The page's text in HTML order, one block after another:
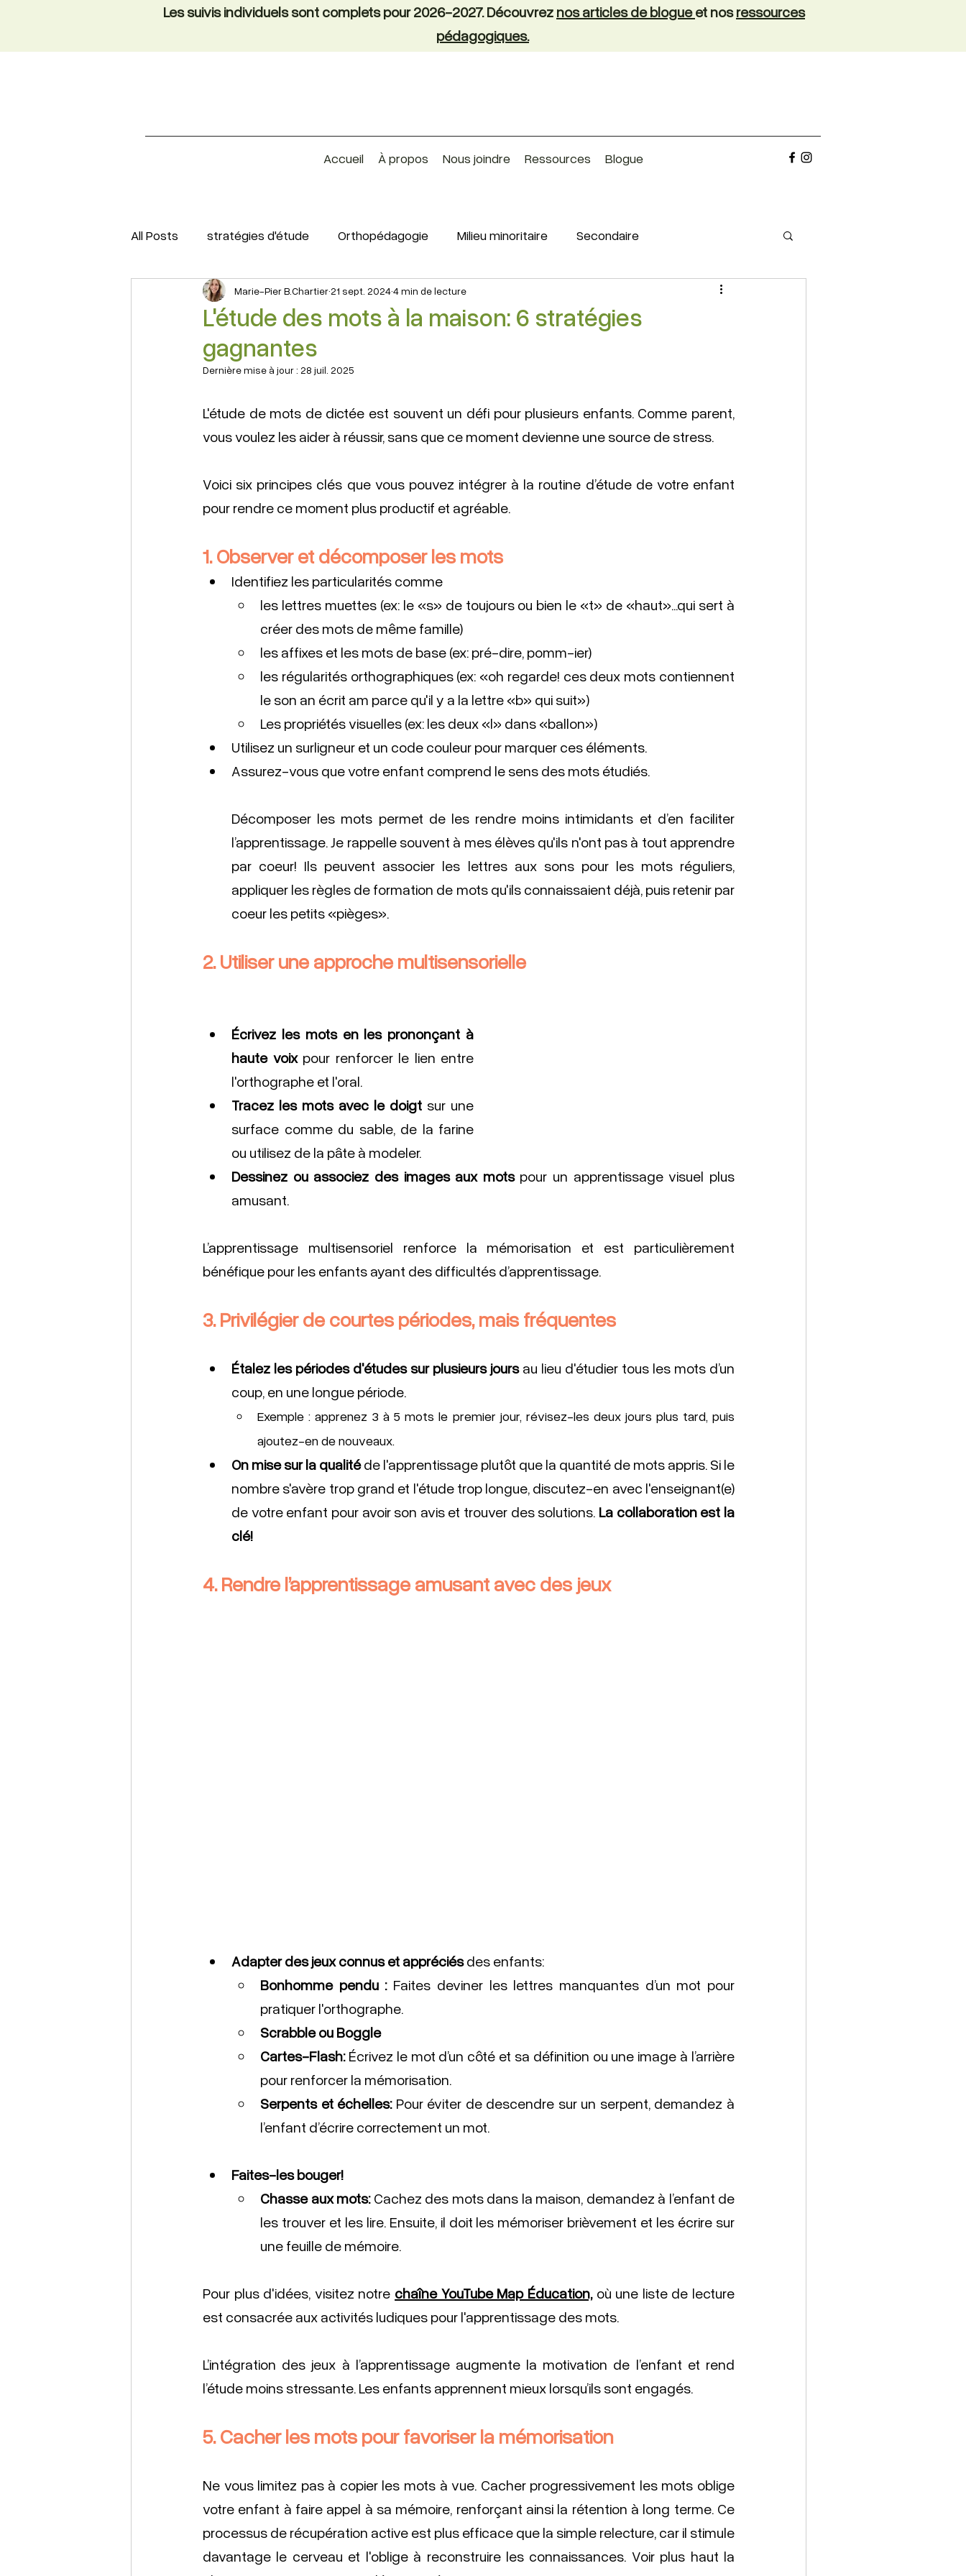
Les suivis individuels sont complets pour 2026-2027. Découvrez nos articles de blogueet nosressources
pédagogiques.
Accueil À propos Nous joindre Ressources Blogue
All Posts stratégies d'étude Orthopédagogie Milieu minoritaire Secondaire
L'étude des mots à la maison: 6 stratégies
gagnantes
Marie-Pier B.Chartier 21 sept. 20244 min de lecture
Dernière mise à jour : 28 juil. 2025
L'étude de mots de dictée est souvent un défi pour plusieurs enfants. Comme parent,
vous voulez les aider à réussir, sans que ce moment devienne une source de stress.
Voici six principes clés que vous pouvez intégrer à la routine d’étude de votre enfant
pour rendre ce moment plus productif et agréable.
1. Observer et décomposer les mots
Identifiez les particularités comme
les lettres muettes (ex: le «s» de toujours ou bien le «t» de «haut»...qui sert à
créer des mots de même famille)
les affixes et les mots de base (ex: pré-dire, pomm-ier)
les régularités orthographiques (ex: «oh regarde! ces deux mots contiennent
le son an écrit am parce qu'il y a la lettre «b» qui suit»)
Les propriétés visuelles (ex: les deux «l» dans «ballon»)
Utilisez un surligneur et un code couleur pour marquer ces éléments.
Assurez-vous que votre enfant comprend le sens des mots étudiés.
Décomposer les mots permet de les rendre moins intimidants et d’en faciliter
l’apprentissage. Je rappelle souvent à mes élèves qu'ils n'ont pas à tout apprendre
par coeur! Ils peuvent associer les lettres aux sons pour les mots réguliers,
appliquer les règles de formation de mots qu'ils connaissaient déjà, puis retenir par
coeur les petits «pièges».
2. Utiliser une approche multisensorielle
Écrivez les mots en les prononçant à
haute voix pour renforcer le lien entre
l'orthographe et l'oral.
Tracez les mots avec le doigt sur une
surface comme du sable, de la farine
ou utilisez de la pâte à modeler.
Dessinez ou associez des images aux mots pour un apprentissage visuel plus
amusant.
L’apprentissage multisensoriel renforce la mémorisation et est particulièrement
bénéfique pour les enfants ayant des difficultés d’apprentissage.
3. Privilégier de courtes périodes, mais fréquentes
Étalez les périodes d'études sur plusieurs jours au lieu d'étudier tous les mots d’un
coup, en une longue période.
Exemple : apprenez 3 à 5 mots le premier jour, révisez-les deux jours plus tard, puis
ajoutez-en de nouveaux.
On mise sur la qualité de l'apprentissage plutôt que la quantité de mots appris. Si le
nombre s'avère trop grand et l'étude trop longue, discutez-en avec l'enseignant(e)
de votre enfant pour avoir son avis et trouver des solutions. La collaboration est la
clé!
4. Rendre l’apprentissage amusant avec des jeux
Adapter des jeux connus et appréciés des enfants:
Bonhomme pendu : Faites deviner les lettres manquantes d’un mot pour
pratiquer l'orthographe.
Scrabble ou Boggle
Cartes-Flash: Écrivez le mot d’un côté et sa définition ou une image à l’arrière
pour renforcer la mémorisation.
Serpents et échelles: Pour éviter de descendre sur un serpent, demandez à
l’enfant d’écrire correctement un mot.
Faites-les bouger!
Chasse aux mots: Cachez des mots dans la maison, demandez à l’enfant de
les trouver et les lire. Ensuite, il doit les mémoriser brièvement et les écrire sur
une feuille de mémoire.
Pour plus d'idées, visitez notre chaîne YouTube Map Éducation, où une liste de lecture
est consacrée aux activités ludiques pour l'apprentissage des mots.
L’intégration des jeux à l’apprentissage augmente la motivation de l’enfant et rend
l’étude moins stressante. Les enfants apprennent mieux lorsqu’ils sont engagés.
5. Cacher les mots pour favoriser la mémorisation
Ne vous limitez pas à copier les mots à vue. Cacher progressivement les mots oblige
votre enfant à faire appel à sa mémoire, renforçant ainsi la rétention à long terme. Ce
processus de récupération active est plus efficace que la simple relecture, car il stimule
davantage le cerveau et l'oblige à reconstruire les connaissances. Voir plus haut la